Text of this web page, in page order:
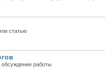
статью
работы